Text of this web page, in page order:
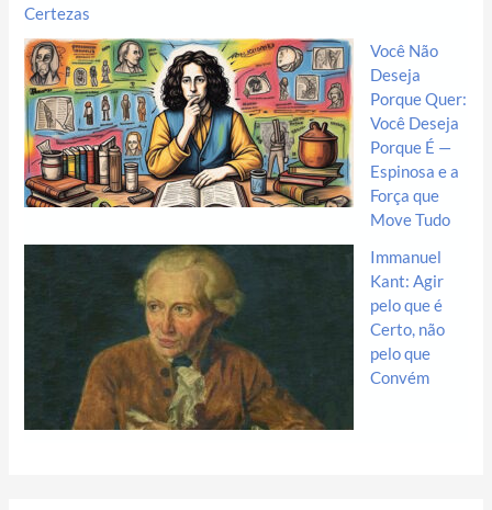
Certezas
Você Não
Deseja
Porque Quer:
Você Deseja
Porque É —
Espinosa e a
Força que
Move Tudo
Immanuel
Kant: Agir
pelo que é
Certo, não
pelo que
Convém